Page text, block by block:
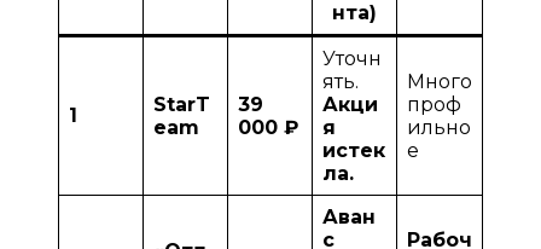
нта)
1
StarT
eam
39
000 ₽
Уточн
ять.
Акци
я
истек
ла.
Много
проф
ильно
е
Аван
с
Рабоч